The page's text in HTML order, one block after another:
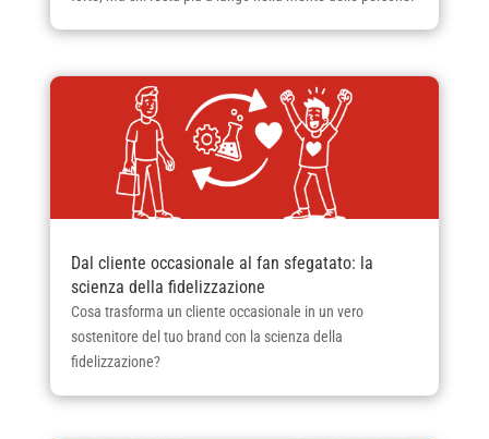
Dal cliente occasionale al fan sfegatato: la
scienza della fidelizzazione
Cosa trasforma un cliente occasionale in un vero
sostenitore del tuo brand con la scienza della
fidelizzazione?